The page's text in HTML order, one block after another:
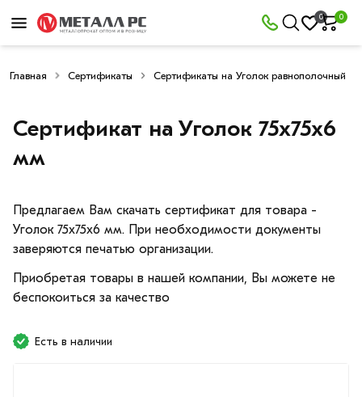
0 0
Главная Сертификаты Сертификаты на Уголок равнополочный
Сертификат на Уголок 75х75х6
мм
Предлагаем Вам скачать сертификат для товара -
Уголок 75х75х6 мм. При необходимости документы
заверяются печатью организации.
Приобретая товары в нашей компании, Вы можете не
беспокоиться за качество
Есть в наличии